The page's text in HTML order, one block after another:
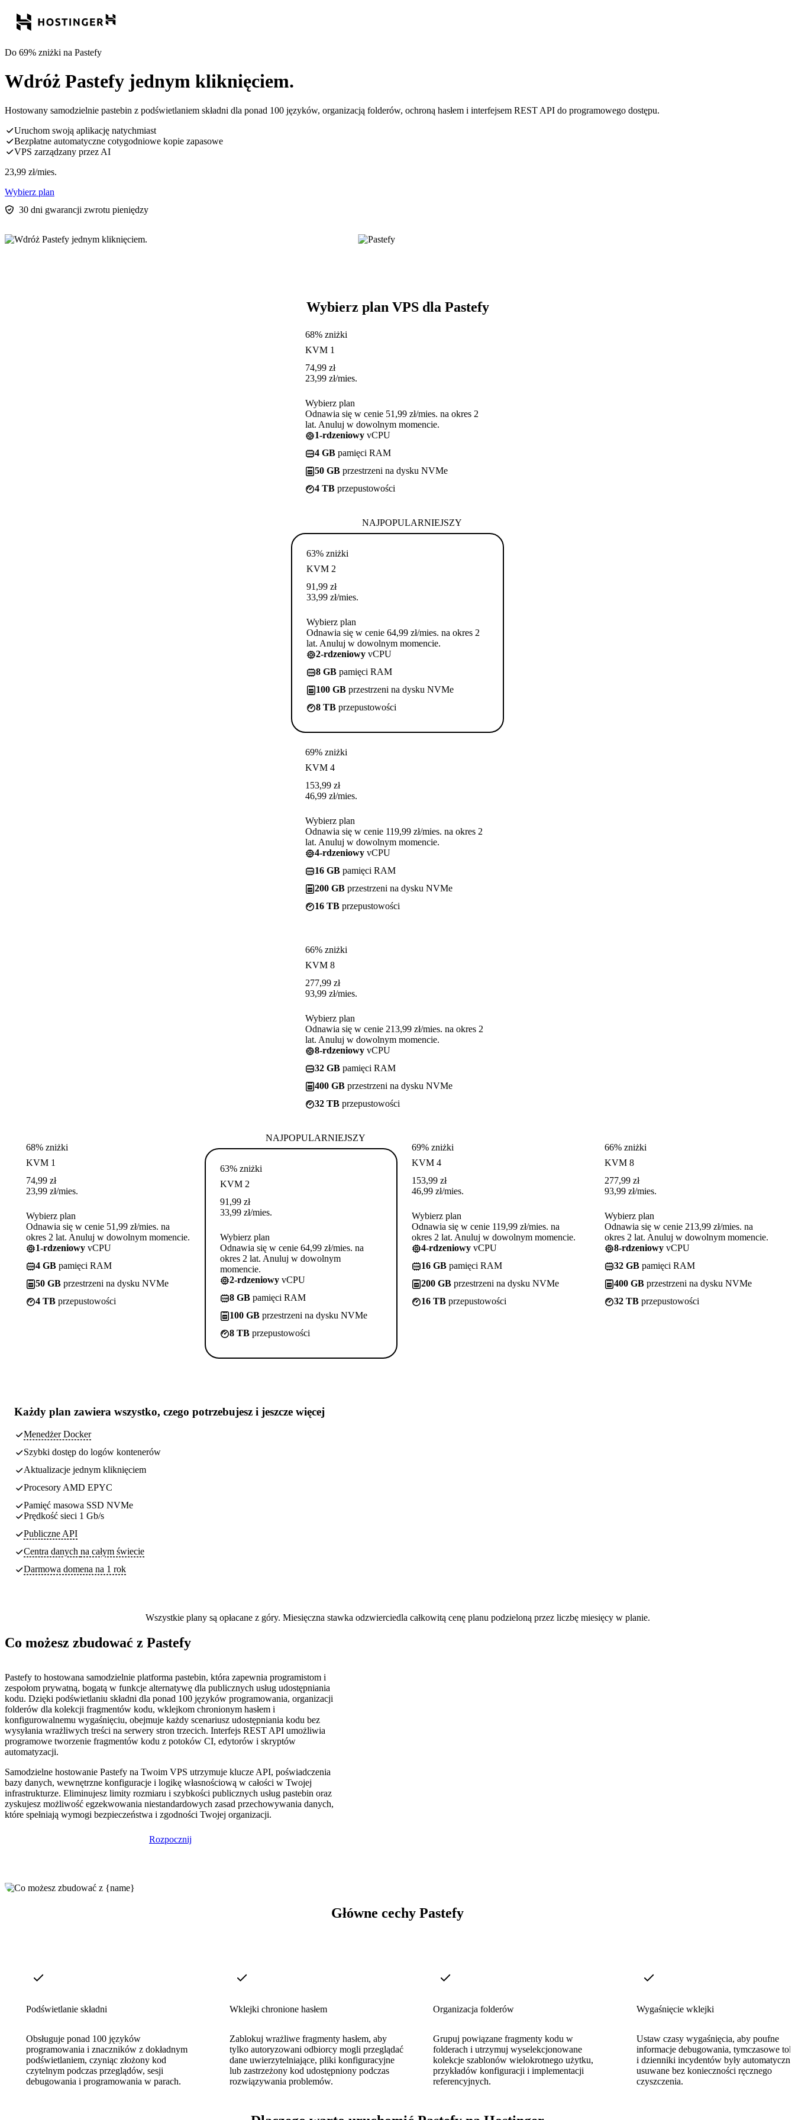
Do 69% zniżki na Pastefy
Wdróż Pastefy jednym kliknięciem.
Hostowany samodzielnie pastebin z podświetlaniem składni dla ponad 100 języków, organizacją folderów, ochroną hasłem i interfejsem REST API do programowego dostępu.
Uruchom swoją aplikację natychmiast
Bezpłatne automatyczne cotygodniowe kopie zapasowe
VPS zarządzany przez AI
23,99 zł/mies.
Wybierz plan
30 dni gwarancji zwrotu pieniędzy
Wybierz plan VPS dla Pastefy
68% zniżki
KVM 1
74,99 zł
23,99 zł/mies.
Wybierz plan
Odnawia się w cenie 51,99 zł/mies. na okres 2
lat. Anuluj w dowolnym momencie.
1-rdzeniowy vCPU
4 GB pamięci RAM
50 GB przestrzeni na dysku NVMe
4 TB przepustowości
NAJPOPULARNIEJSZY
63% zniżki
KVM 2
91,99 zł
33,99 zł/mies.
Wybierz plan
Odnawia się w cenie 64,99 zł/mies. na okres 2
lat. Anuluj w dowolnym momencie.
2-rdzeniowy vCPU
8 GB pamięci RAM
100 GB przestrzeni na dysku NVMe
8 TB przepustowości
69% zniżki
KVM 4
153,99 zł
46,99 zł/mies.
Wybierz plan
Odnawia się w cenie 119,99 zł/mies. na okres 2
lat. Anuluj w dowolnym momencie.
4-rdzeniowy vCPU
16 GB pamięci RAM
200 GB przestrzeni na dysku NVMe
16 TB przepustowości
66% zniżki
KVM 8
277,99 zł
93,99 zł/mies.
Wybierz plan
Odnawia się w cenie 213,99 zł/mies. na okres 2
lat. Anuluj w dowolnym momencie.
8-rdzeniowy vCPU
32 GB pamięci RAM
400 GB przestrzeni na dysku NVMe
32 TB przepustowości
68% zniżki
KVM 1
74,99 zł
23,99 zł/mies.
Wybierz plan
Odnawia się w cenie 51,99 zł/mies. na
okres 2 lat. Anuluj w dowolnym momencie.
1-rdzeniowy vCPU
4 GB pamięci RAM
50 GB przestrzeni na dysku NVMe
4 TB przepustowości
NAJPOPULARNIEJSZY
63% zniżki
KVM 2
91,99 zł
33,99 zł/mies.
Wybierz plan
Odnawia się w cenie 64,99 zł/mies. na
okres 2 lat. Anuluj w dowolnym
momencie.
2-rdzeniowy vCPU
8 GB pamięci RAM
100 GB przestrzeni na dysku NVMe
8 TB przepustowości
69% zniżki
KVM 4
153,99 zł
46,99 zł/mies.
Wybierz plan
Odnawia się w cenie 119,99 zł/mies. na
okres 2 lat. Anuluj w dowolnym momencie.
4-rdzeniowy vCPU
16 GB pamięci RAM
200 GB przestrzeni na dysku NVMe
16 TB przepustowości
66% zniżki
KVM 8
277,99 zł
93,99 zł/mies.
Wybierz plan
Odnawia się w cenie 213,99 zł/mies. na
okres 2 lat. Anuluj w dowolnym momencie.
8-rdzeniowy vCPU
32 GB pamięci RAM
400 GB przestrzeni na dysku NVMe
32 TB przepustowości
Każdy plan zawiera wszystko, czego potrzebujesz i jeszcze więcej
Menedżer Docker
Szybki dostęp do logów kontenerów
Aktualizacje jednym kliknięciem
Procesory AMD EPYC
Pamięć masowa SSD NVMe
Prędkość sieci 1 Gb/s
Publiczne API
Centra danych na całym świecie
Darmowa domena na 1 rok
Wszystkie plany są opłacane z góry. Miesięczna stawka odzwierciedla całkowitą cenę planu podzieloną przez liczbę miesięcy w planie.
Co możesz zbudować z Pastefy
Pastefy to hostowana samodzielnie platforma pastebin, która zapewnia programistom i
zespołom prywatną, bogatą w funkcje alternatywę dla publicznych usług udostępniania
kodu. Dzięki podświetlaniu składni dla ponad 100 języków programowania, organizacji
folderów dla kolekcji fragmentów kodu, wklejkom chronionym hasłem i
konfigurowalnemu wygaśnięciu, obejmuje każdy scenariusz udostępniania kodu bez
wysyłania wrażliwych treści na serwery stron trzecich. Interfejs REST API umożliwia
programowe tworzenie fragmentów kodu z potoków CI, edytorów i skryptów
automatyzacji.
Samodzielne hostowanie Pastefy na Twoim VPS utrzymuje klucze API, poświadczenia
bazy danych, wewnętrzne konfiguracje i logikę własnościową w całości w Twojej
infrastrukturze. Eliminujesz limity rozmiaru i szybkości publicznych usług pastebin oraz
zyskujesz możliwość egzekwowania niestandardowych zasad przechowywania danych,
które spełniają wymogi bezpieczeństwa i zgodności Twojej organizacji.
Rozpocznij
Główne cechy Pastefy
Podświetlanie składni
Obsługuje ponad 100 języków
programowania i znaczników z dokładnym
podświetlaniem, czyniąc złożony kod
czytelnym podczas przeglądów, sesji
debugowania i programowania w parach.
Wklejki chronione hasłem
Zablokuj wrażliwe fragmenty hasłem, aby
tylko autoryzowani odbiorcy mogli przeglądać
dane uwierzytelniające, pliki konfiguracyjne
lub zastrzeżony kod udostępniony podczas
rozwiązywania problemów.
Organizacja folderów
Grupuj powiązane fragmenty kodu w
folderach i utrzymuj wyselekcjonowane
kolekcje szablonów wielokrotnego użytku,
przykładów konfiguracji i implementacji
referencyjnych.
Wygaśnięcie wklejki
Ustaw czasy wygaśnięcia, aby poufne
informacje debugowania, tymczasowe
i dzienniki incydentów były
usuwane bez konieczności ręcznego
czyszczenia.